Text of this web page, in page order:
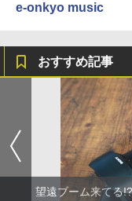
e-onkyo music
おすすめ記事
望遠ブーム来てる